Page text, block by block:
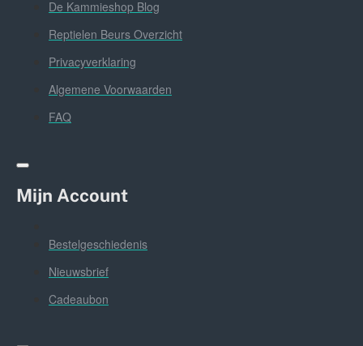
De Kammieshop Blog
Reptielen Beurs Overzicht
Privacyverklaring
Algemene Voorwaarden
FAQ
Mijn Account
Bestelgeschiedenis
Nieuwsbrief
Cadeaubon